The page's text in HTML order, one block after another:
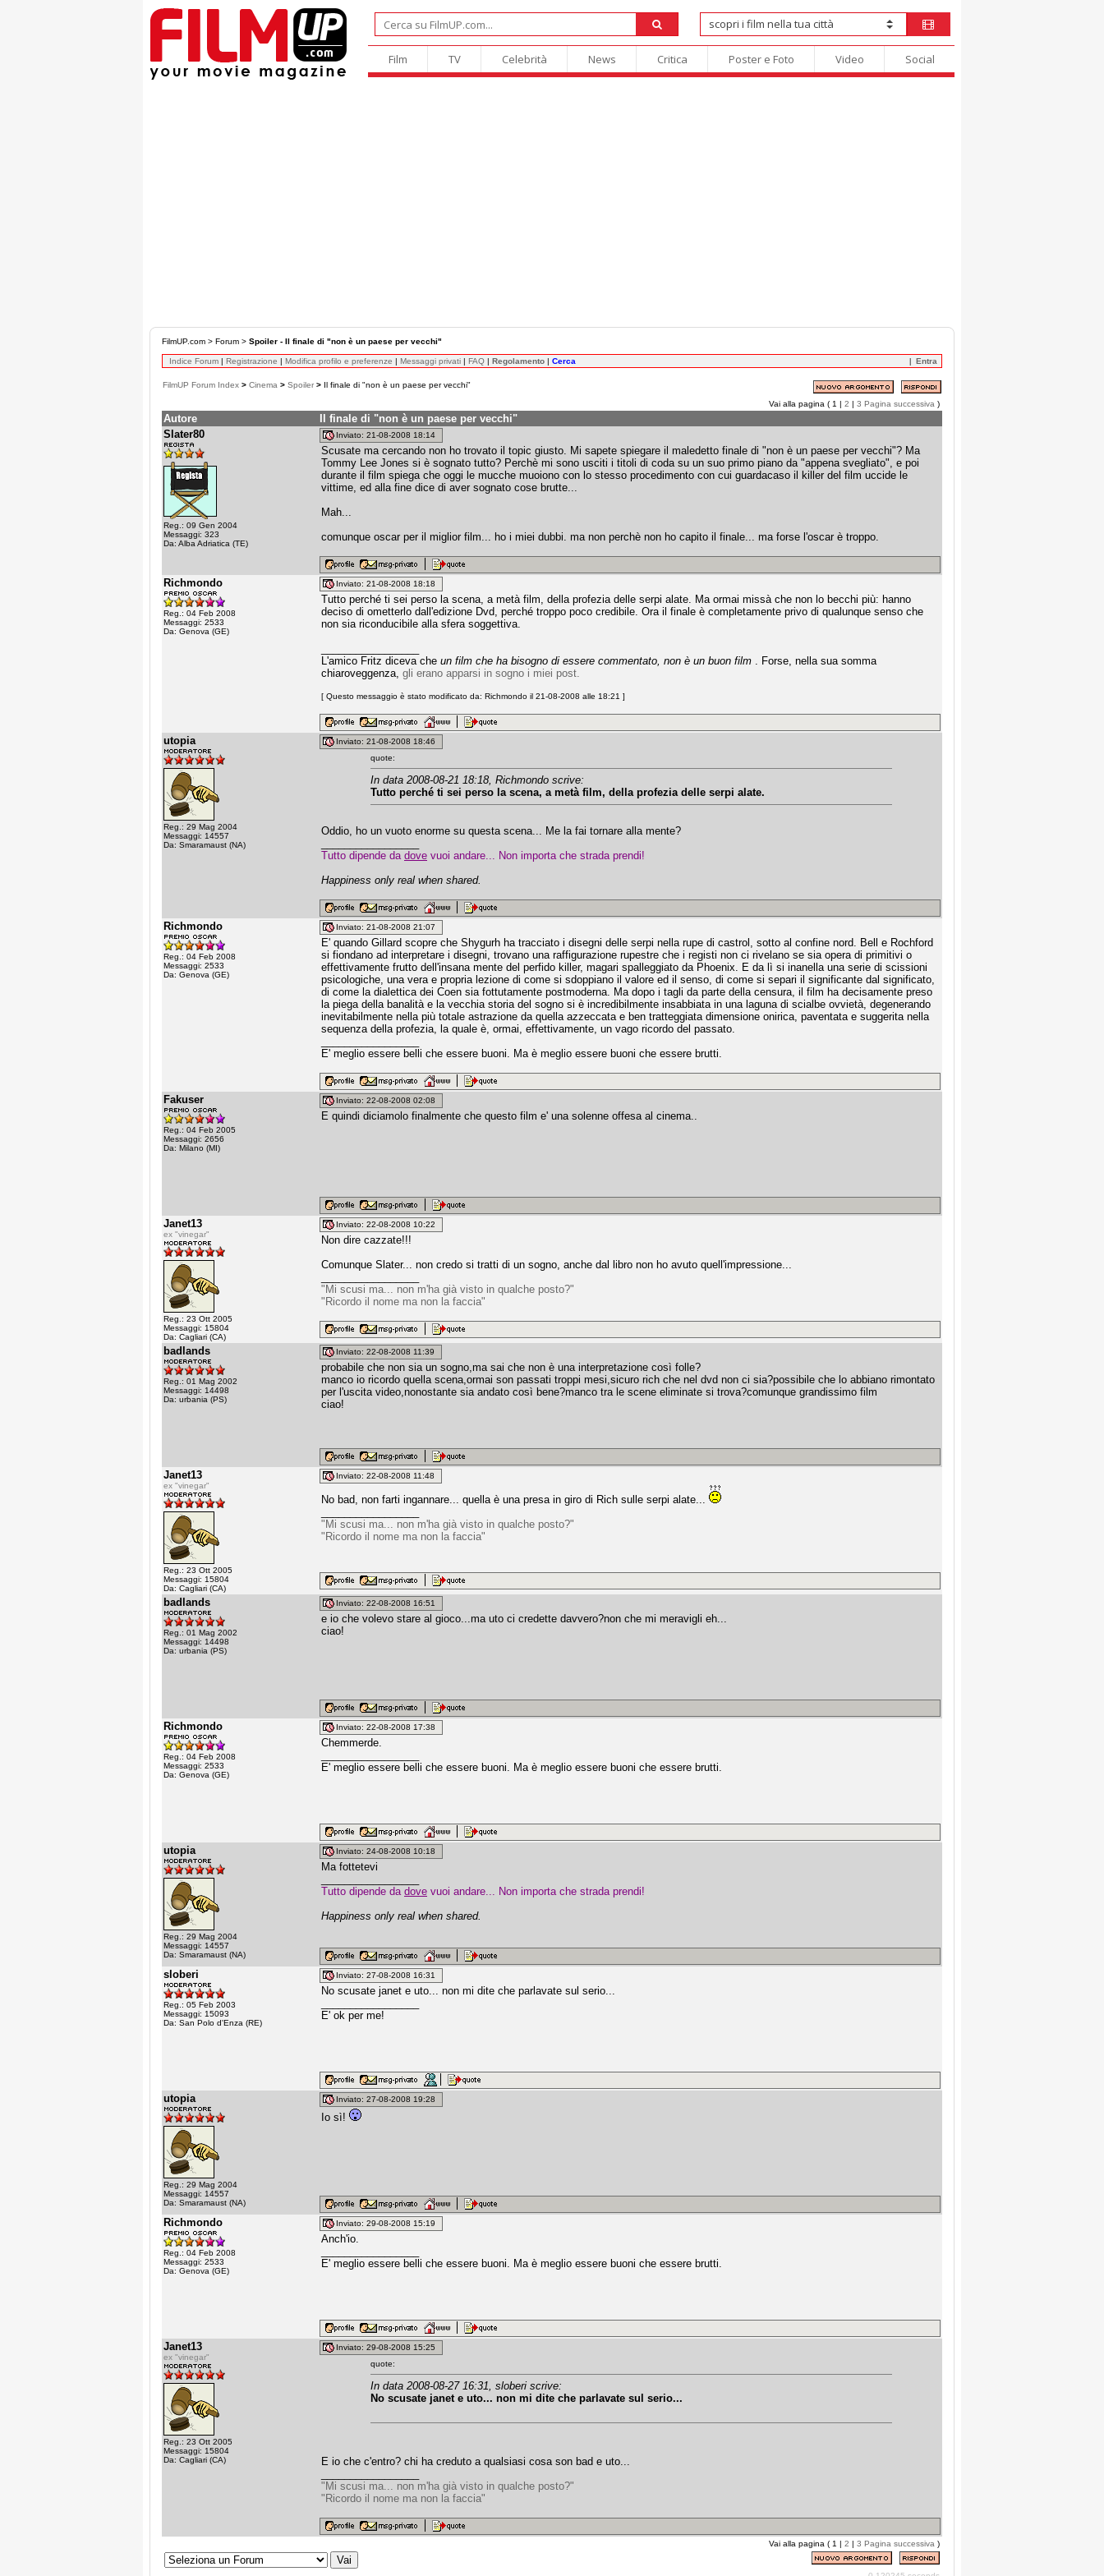
Film TV Celebrità News Critica Poster e Foto Video Social
FilmUP.com > Forum > Spoiler - Il finale di "non è un paese per vecchi"
Indice Forum | Registrazione | Modifica profilo e preferenze | Messaggi privati | FAQ | Regolamento | Cerca Entra
FilmUP Forum Index > Cinema > Spoiler > Il finale di "non è un paese per vecchi"
Vai alla pagina ( 1 | 2 | 3 Pagina successiva )
Autore
Il finale di "non è un paese per vecchi"
Slater80
Reg.: 09 Gen 2004
Messaggi: 323
Da: Alba Adriatica (TE)
Inviato: 21-08-2008 18:14
Scusate ma cercando non ho trovato il topic giusto. Mi sapete spiegare il maledetto finale di "non è un paese per vecchi"? Ma
Tommy Lee Jones si è sognato tutto? Perchè mi sono usciti i titoli di coda su un suo primo piano da "appena svegliato", e poi
durante il film spiega che oggi le mucche muoiono con lo stesso procedimento con cui guardacaso il killer del film uccide le
vittime, ed alla fine dice di aver sognato cose brutte...
Mah...
comunque oscar per il miglior film... ho i miei dubbi. ma non perchè non ho capito il finale... ma forse l'oscar è troppo.
Richmondo
Reg.: 04 Feb 2008
Messaggi: 2533
Da: Genova (GE)
Inviato: 21-08-2008 18:18
Tutto perché ti sei perso la scena, a metà film, della profezia delle serpi alate. Ma ormai missà che non lo becchi più: hanno
deciso di ometterlo dall'edizione Dvd, perché troppo poco credibile. Ora il finale è completamente privo di qualunque senso che
non sia riconducibile alla sfera soggettiva.
L'amico Fritz diceva che un film che ha bisogno di essere commentato, non è un buon film . Forse, nella sua somma
chiaroveggenza, gli erano apparsi in sogno i miei post.
[ Questo messaggio è stato modificato da: Richmondo il 21-08-2008 alle 18:21 ]
utopia
Reg.: 29 Mag 2004
Messaggi: 14557
Da: Smaramaust (NA)
Inviato: 21-08-2008 18:46
quote:
In data 2008-08-21 18:18, Richmondo scrive:
Tutto perché ti sei perso la scena, a metà film, della profezia delle serpi alate.
Oddio, ho un vuoto enorme su questa scena... Me la fai tornare alla mente?
Tutto dipende da dove vuoi andare... Non importa che strada prendi!
Happiness only real when shared.
Richmondo
Reg.: 04 Feb 2008
Messaggi: 2533
Da: Genova (GE)
Inviato: 21-08-2008 21:07
E' quando Gillard scopre che Shygurh ha tracciato i disegni delle serpi nella rupe di castrol, sotto al confine nord. Bell e Rochford
si fiondano ad interpretare i disegni, trovano una raffigurazione rupestre che i registi non ci rivelano se sia opera di primitivi o
effettivamente frutto dell'insana mente del perfido killer, magari spalleggiato da Phoenix. E da lì si inanella una serie di scissioni
psicologiche, una vera e propria lezione di come si sdoppiano il valore ed il senso, di come si separi il significante dal significato,
di come la dialettica dei Coen sia fottutamente postmoderna. Ma dopo i tagli da parte della censura, il film ha decisamente preso
la piega della banalità e la vecchia storia del sogno si è incredibilmente insabbiata in una laguna di scialbe ovvietà, degenerando
inevitabilmente nella più totale astrazione da quella azzeccata e ben tratteggiata dimensione onirica, paventata e suggerita nella
sequenza della profezia, la quale è, ormai, effettivamente, un vago ricordo del passato.
E' meglio essere belli che essere buoni. Ma è meglio essere buoni che essere brutti.
Fakuser
Reg.: 04 Feb 2005
Messaggi: 2656
Da: Milano (MI)
Inviato: 22-08-2008 02:08
E quindi diciamolo finalmente che questo film e' una solenne offesa al cinema..
Janet13
ex "vinegar"
Reg.: 23 Ott 2005
Messaggi: 15804
Da: Cagliari (CA)
Inviato: 22-08-2008 10:22
Non dire cazzate!!!
Comunque Slater... non credo si tratti di un sogno, anche dal libro non ho avuto quell'impressione...
"Mi scusi ma... non m'ha già visto in qualche posto?"
"Ricordo il nome ma non la faccia"
badlands
Reg.: 01 Mag 2002
Messaggi: 14498
Da: urbania (PS)
Inviato: 22-08-2008 11:39
probabile che non sia un sogno,ma sai che non è una interpretazione così folle?
manco io ricordo quella scena,ormai son passati troppi mesi,sicuro rich che nel dvd non ci sia?possibile che lo abbiano rimontato
per l'uscita video,nonostante sia andato così bene?manco tra le scene eliminate si trova?comunque grandissimo film
ciao!
Janet13
ex "vinegar"
Reg.: 23 Ott 2005
Messaggi: 15804
Da: Cagliari (CA)
Inviato: 22-08-2008 11:48
No bad, non farti ingannare... quella è una presa in giro di Rich sulle serpi alate...
"Mi scusi ma... non m'ha già visto in qualche posto?"
"Ricordo il nome ma non la faccia"
badlands
Reg.: 01 Mag 2002
Messaggi: 14498
Da: urbania (PS)
Inviato: 22-08-2008 16:51
e io che volevo stare al gioco...ma uto ci credette davvero?non che mi meravigli eh...
ciao!
Richmondo
Reg.: 04 Feb 2008
Messaggi: 2533
Da: Genova (GE)
Inviato: 22-08-2008 17:38
Chemmerde.
E' meglio essere belli che essere buoni. Ma è meglio essere buoni che essere brutti.
utopia
Reg.: 29 Mag 2004
Messaggi: 14557
Da: Smaramaust (NA)
Inviato: 24-08-2008 10:18
Ma fottetevi
Tutto dipende da dove vuoi andare... Non importa che strada prendi!
Happiness only real when shared.
sloberi
Reg.: 05 Feb 2003
Messaggi: 15093
Da: San Polo d'Enza (RE)
Inviato: 27-08-2008 16:31
No scusate janet e uto... non mi dite che parlavate sul serio...
E' ok per me!
utopia
Reg.: 29 Mag 2004
Messaggi: 14557
Da: Smaramaust (NA)
Inviato: 27-08-2008 19:28
Io sì!
Richmondo
Reg.: 04 Feb 2008
Messaggi: 2533
Da: Genova (GE)
Inviato: 29-08-2008 15:19
Anch'io.
E' meglio essere belli che essere buoni. Ma è meglio essere buoni che essere brutti.
Janet13
ex "vinegar"
Reg.: 23 Ott 2005
Messaggi: 15804
Da: Cagliari (CA)
Inviato: 29-08-2008 15:25
quote:
In data 2008-08-27 16:31, sloberi scrive:
No scusate janet e uto... non mi dite che parlavate sul serio...
E io che c'entro? chi ha creduto a qualsiasi cosa son bad e uto...
"Mi scusi ma... non m'ha già visto in qualche posto?"
"Ricordo il nome ma non la faccia"
Vai alla pagina ( 1 | 2 | 3 Pagina successiva )